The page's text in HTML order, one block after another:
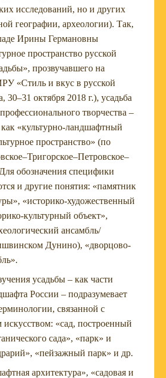
исследований, но и других
географии, археологии). Так,
Ирины Германовны
пространство русской
прозвучавшего на
«Стиль и вкус в русской
30–31 октября 2018 г.), усадьба
творчества –
как «культурно-ландшафтный
пространство» (по
обозначения специфики
и другие понятия: «памятник
«историко-художественный
культурный объект»,
ансамбль/
Дунино), «дворцово-
усадьбы – как части
России – подразумевает
связанной с
искусством: «сад, построенный
сада», «парк» и
«пейзажный парк» и др.
архитектура», «садовая и